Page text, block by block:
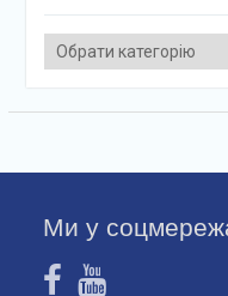
Категорії
Ми у